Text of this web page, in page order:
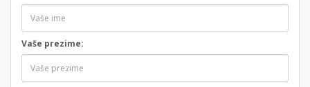
Vaše prezime: